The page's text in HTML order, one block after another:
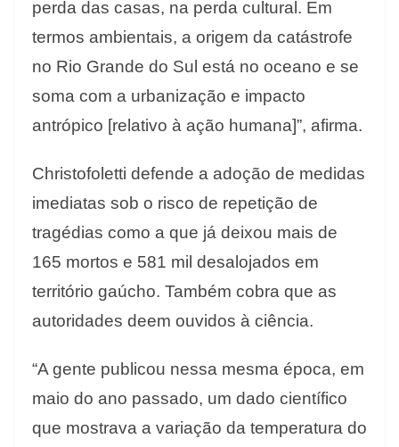
perda das casas, na perda cultural. Em
termos ambientais, a origem da catástrofe
no Rio Grande do Sul está no oceano e se
soma com a urbanização e impacto
antrópico [relativo à ação humana]”, afirma.
Christofoletti defende a adoção de medidas
imediatas sob o risco de repetição de
tragédias como a que já deixou mais de
165 mortos e 581 mil desalojados em
território gaúcho. Também cobra que as
autoridades deem ouvidos à ciência.
“A gente publicou nessa mesma época, em
maio do ano passado, um dado científico
que mostrava a variação da temperatura do